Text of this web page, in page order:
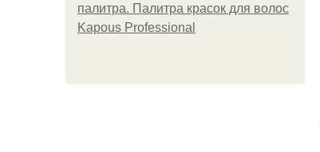
палитра. Палитра красок для волос
Kapous Professional